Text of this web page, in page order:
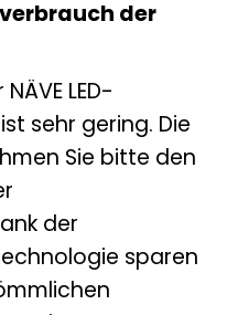
der
LED-
sehr gering. Die
Sie bitte den
der
sparen